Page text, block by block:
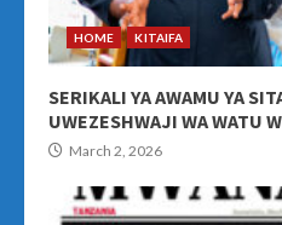
HOME KITAIFA
SERIKALI YA AWAMU YA
UWEZESHWAJI WA WATU
March 2, 2026